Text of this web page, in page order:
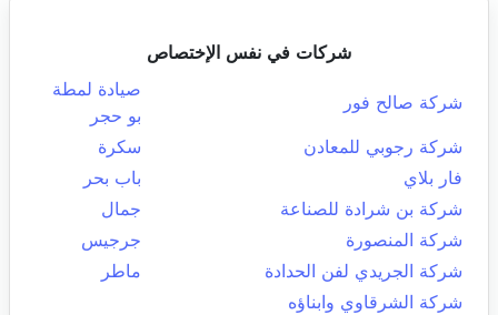
شركات في نفس الإختصاص
شركة صالح فور
صيادة لمطة
بو حجر
شركة رجوبي للمعادن
سكرة
فار بلاي
باب بحر
شركة بن شرادة للصناعة
جمال
شركة المنصورة
جرجيس
شركة الجريدي لفن الحدادة
ماطر
شركة الشرقاوي وابناؤه